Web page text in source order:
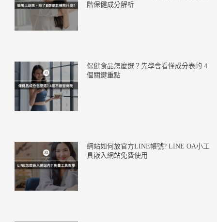
階保健成分解析
保健食品怎麼選？先學會看懂成分表的 4
個關鍵重點
網站如何放官方LINE帳號? LINE OA小工
具嵌入網站免費使用